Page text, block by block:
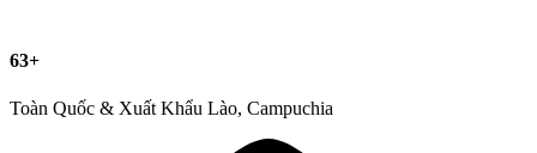
63+
Toàn Quốc & Xuất Khẩu Lào, Campuchia